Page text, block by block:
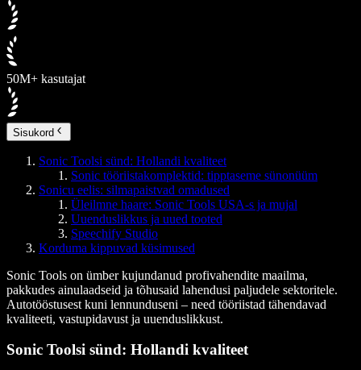
50M+ kasutajat
Sisukord
Sonic Toolsi sünd: Hollandi kvaliteet
Sonic tööriistakomplektid: tipptaseme sünonüüm
Sonicu eelis: silmapaistvad omadused
Üleilmne haare: Sonic Tools USA-s ja mujal
Uuenduslikkus ja uued tooted
Speechify Studio
Korduma kippuvad küsimused
Sonic Tools on ümber kujundanud profivahendite maailma,
pakkudes ainulaadseid ja tõhusaid lahendusi paljudele sektoritele.
Autotööstusest kuni lennunduseni – need tööriistad tähendavad
kvaliteeti, vastupidavust ja uuenduslikkust.
Sonic Toolsi sünd: Hollandi kvaliteet